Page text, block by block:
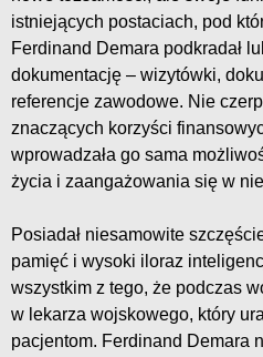
istniejących postaciach, pod
Ferdinand Demara podkradał
dokumentację – wizytówki,
referencje zawodowe. Nie
znaczących korzyści
wprowadzała go sama
życia i zaangażowania się w
Posiadał niesamowite
pamięć i wysoki iloraz
wszystkim z tego, że podczas
w lekarza wojskowego, który
pacjentom. Ferdinand Demara